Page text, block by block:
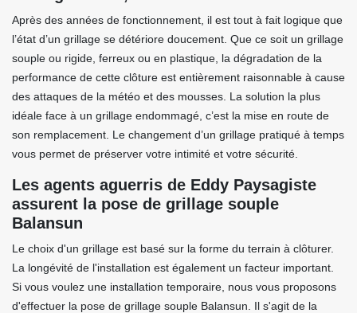
Après des années de fonctionnement, il est tout à fait logique que
l’état d’un grillage se détériore doucement. Que ce soit un grillage
souple ou rigide, ferreux ou en plastique, la dégradation de la
performance de cette clôture est entièrement raisonnable à cause
des attaques de la météo et des mousses. La solution la plus
idéale face à un grillage endommagé, c’est la mise en route de
son remplacement. Le changement d’un grillage pratiqué à temps
vous permet de préserver votre intimité et votre sécurité.
Les agents aguerris de Eddy Paysagiste
assurent la pose de grillage souple
Balansun
Le choix d'un grillage est basé sur la forme du terrain à clôturer.
La longévité de l'installation est également un facteur important.
Si vous voulez une installation temporaire, nous vous proposons
d'effectuer la pose de grillage souple Balansun. Il s'agit de la